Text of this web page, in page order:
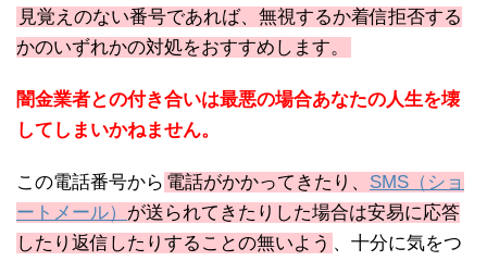
見覚えのない番号であれば、無視するか着信拒否する
かのいずれかの対処をおすすめします。
闇金業者との付き合いは最悪の場合あなたの人生を壊
してしまいかねません。
この電話番号から 電話がかかってきたり、 SMS（ショ
ートメール） が送られてきたりした場合は安易に応答
したり返信したりすることの無いよう 、十分に気をつ